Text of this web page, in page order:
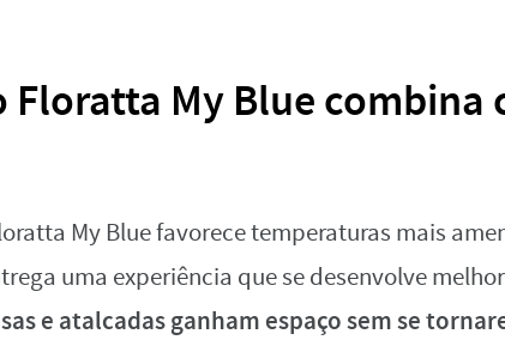
Floratta My Blue combina
My Blue favorece temperaturas mais
uma experiência que se desenvolve
e atalcadas ganham espaço sem se